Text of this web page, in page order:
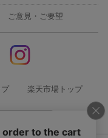
ご意見・ご要望
楽天市場トップ
戻る